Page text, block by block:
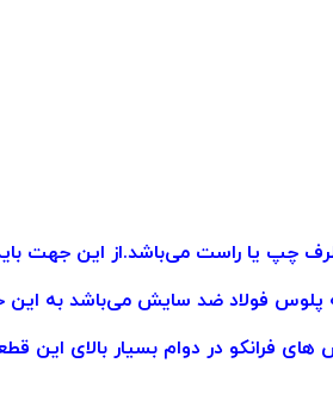
راست می‌باشد.از این جهت باید
فولاد ضد سایش می‌باشد به این
فرانکو در دوام بسیار بالای این